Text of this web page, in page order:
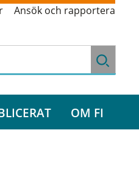
Ansök och rapportera
OM FI